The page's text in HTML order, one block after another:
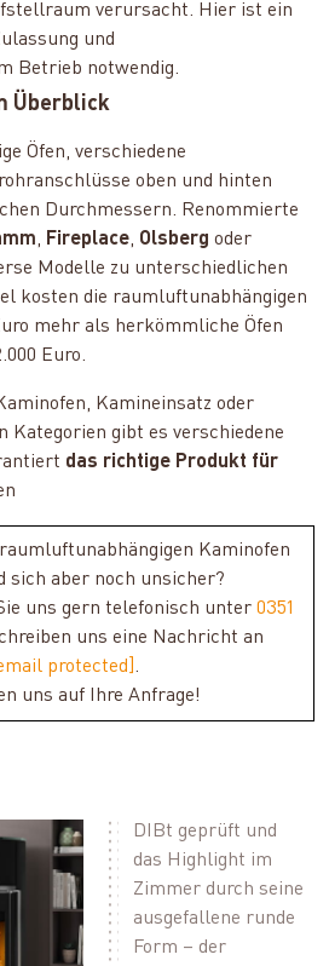
verursacht. Hier ist ein
und
Betrieb notwendig.
Überblick
Öfen, verschiedene
oben und hinten
Durchmessern. Renommierte
, Fireplace, Olsberg oder
Modelle zu unterschiedlichen
kosten die raumluftunabhängigen
mehr als herkömmliche Öfen
Euro.
Kamineinsatz oder
Kategorien gibt es verschiedene
das richtige Produkt für
Kaminofen
sich aber noch unsicher?
uns gern telefonisch unter0351
uns eine Nachricht an
protected].
uns auf Ihre Anfrage!
DIBt geprüft und
das Highlight im
Zimmer durch seine
ausgefallene runde
Form – der